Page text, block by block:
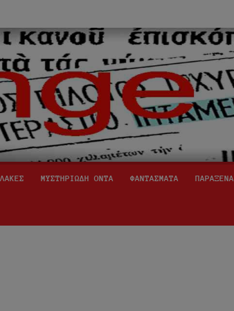
ΜΥΣΤΗΡΙΩΔΗ ΟΝΤΑ ΦΑΝΤΑΣΜΑΤΑ ΠΑΡΑΞΕΝΑ